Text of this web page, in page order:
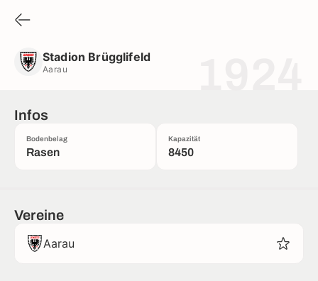
Stadion Brügglifeld
Aarau
Infos
Bodenbelag
Rasen
Kapazität
8450
Vereine
Aarau